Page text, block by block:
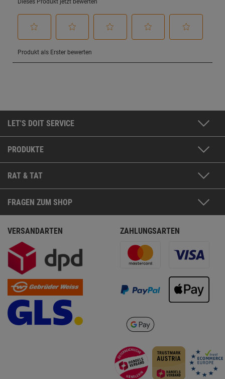
LET'S DOIT SERVICE
PRODUKTE
RAT & TAT
FRAGEN ZUM SHOP
VERSANDARTEN ZAHLUNGSARTEN